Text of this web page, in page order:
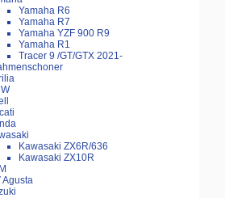
Yamaha R6
Yamaha R7
Yamaha YZF 900 R9
Yamaha R1
Tracer 9 /GT/GTX 2021-
Kawasaki ZX6R/636
Kawasaki ZX10R
Agusta